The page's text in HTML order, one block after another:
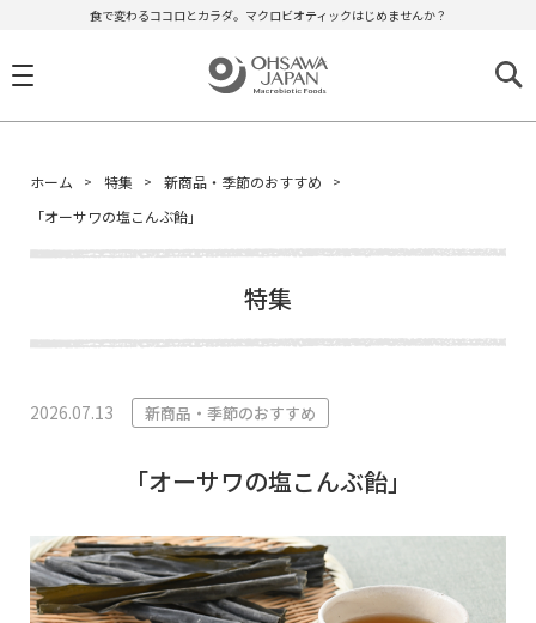
食で変わるココロとカラダ。マクロビオティックはじめませんか？
ホーム 特集
新商品・季節のおすすめ
「オーサワの塩こんぶ飴」
特集
2026.07.13 新商品・季節のおすすめ
「オーサワの塩こんぶ飴」